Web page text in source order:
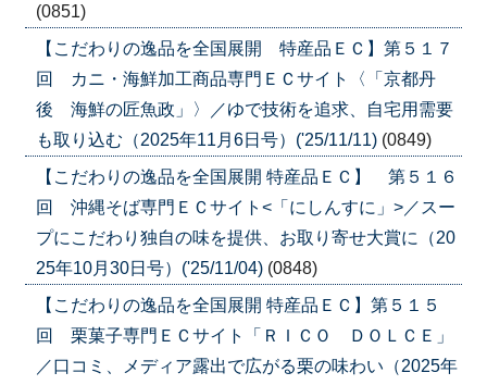
(0851)
【こだわりの逸品を全国展開 特産品ＥＣ】第５１７
回 カニ・海鮮加工商品専門ＥＣサイト〈「京都丹
後 海鮮の匠魚政」〉／ゆで技術を追求、自宅用需要
も取り込む（2025年11月6日号）('25/11/11) (0849)
【こだわりの逸品を全国展開 特産品ＥＣ】 第５１６
回 沖縄そば専門ＥＣサイト<「にしんすに」>／スー
プにこだわり独自の味を提供、お取り寄せ大賞に（20
25年10月30日号）('25/11/04) (0848)
【こだわりの逸品を全国展開 特産品ＥＣ】第５１５
回 栗菓子専門ＥＣサイト「ＲＩＣＯ ＤＯＬＣＥ」
／口コミ、メディア露出で広がる栗の味わい（2025年